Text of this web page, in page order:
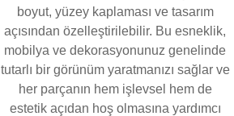
boyut, yüzey kaplaması ve tasarım
açısından özelleştirilebilir. Bu esneklik,
mobilya ve dekorasyonunuz genelinde
tutarlı bir görünüm yaratmanızı sağlar ve
her parçanın hem işlevsel hem de
estetik açıdan hoş olmasına yardımcı